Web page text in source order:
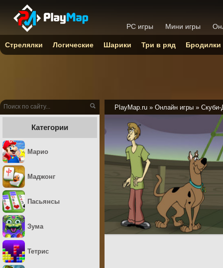
PlayMap.ru » Онлайн игры » Скуби-
Категории
Марио
Маджонг
Пасьянсы
Зума
Тетрис
PC игры Мини игры
Стрелялки Логические Шарики Три в ряд Бродилки